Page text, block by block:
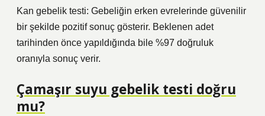
Kan gebelik testi: Gebeliğin erken evrelerinde güvenilir
bir şekilde pozitif sonuç gösterir. Beklenen adet
tarihinden önce yapıldığında bile %97 doğruluk
oranıyla sonuç verir.
Çamaşır suyu gebelik testi doğru
mu?